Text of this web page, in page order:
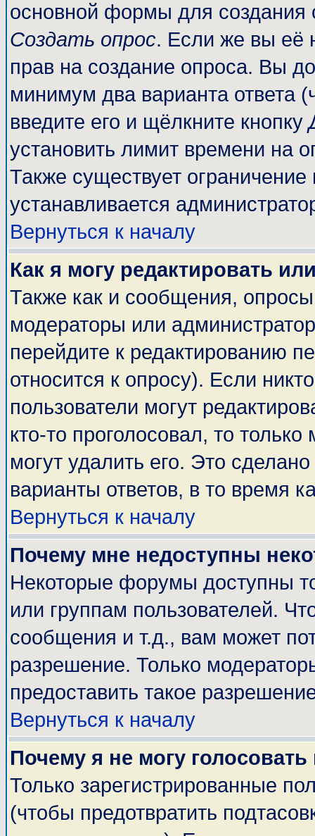
основной формы для
Создать опрос. Если же вы её
прав на создание опроса. Вы
минимум два варианта ответа
введите его и щёлкните кнопку
установить лимит времени на
Также существует ограничение
устанавливается
Вернуться к началу
Как я могу редактировать
Также как и сообщения, опросы
модераторы или
перейдите к редактированию
относится к опросу). Если
пользователи могут
кто-то проголосовал, то
могут удалить его. Это
варианты ответов, в то время
Вернуться к началу
Почему мне недоступны
Некоторые форумы доступны
или группам пользователей.
сообщения и т.д., вам может
разрешение. Только
предоставить такое
Вернуться к началу
Почему я не могу
Только зарегистрированные
(чтобы предотвратить